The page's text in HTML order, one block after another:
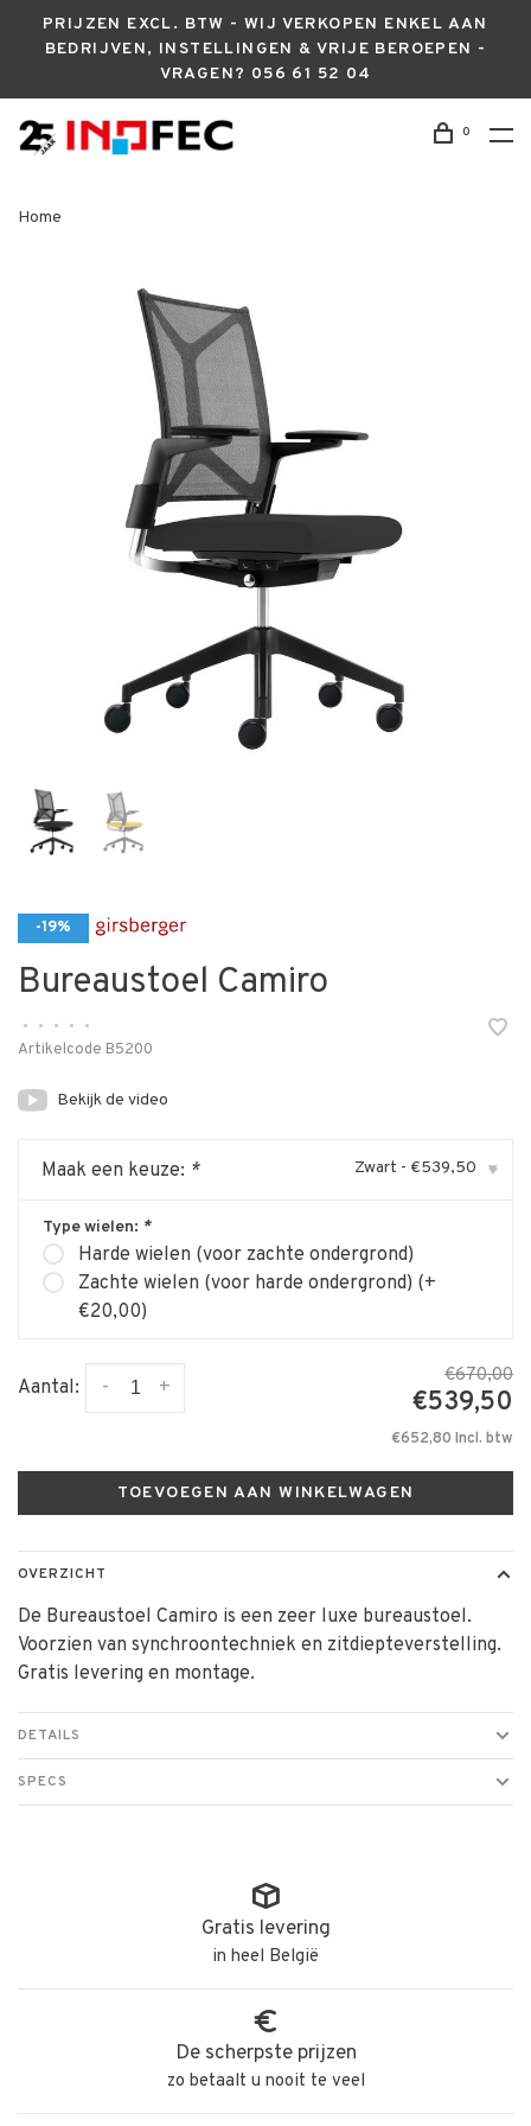
PRIJZEN EXCL. BTW - WIJ VERKOPEN ENKEL AAN
BEDRIJVEN, INSTELLINGEN & VRIJE BEROEPEN -
VRAGEN? 056 61 52 04
0
Home
-19%
Bureaustoel Camiro
• • • •
•
Artikelcode B5200
Bekijk de video
Maak een keuze: * Zwart - €539,50 ▾
Type wielen: *
Harde wielen (voor zachte ondergrond)
Zachte wielen (voor harde ondergrond) (+
€20,00)
Aantal: +
-
€670,00
€539,50
€652,80 Incl. btw
TOEVOEGEN AAN WINKELWAGEN
OVERZICHT
De Bureaustoel Camiro is een zeer luxe bureaustoel.
Voorzien van synchroontechniek en zitdiepteverstelling.
Gratis levering en montage.
DETAILS
SPECS
Gratis levering
in heel België
De scherpste prijzen
zo betaalt u nooit te veel